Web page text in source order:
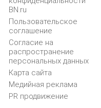
BN.ru
Пользовательское
соглашение
Согласие на
распространение
персональных данных
Карта сайта
Медийная реклама
PR продвижение